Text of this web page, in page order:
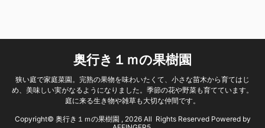
奥行き１ｍの果樹園
狭い庭で家庭菜園。完熟の果物を味わいたくて、小さな苗木から育てはじ
め、美味しい実がなるようになりました。季節の花や野菜も育てています。
庭に来る生き物や雑草も大切な仲間です。
Copyright© 奥行き１ｍの果樹園 , 2026 All Rights Reserved Powered by